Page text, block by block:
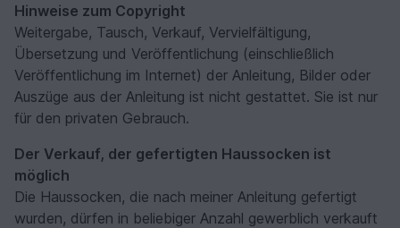
Hinweise zum Copyright
Weitergabe, Tausch, Verkauf, Vervielfältigung,
Übersetzung und Veröffentlichung (einschließlich
Veröffentlichung im Internet) der Anleitung, Bilder oder
Auszüge aus der Anleitung ist nicht gestattet. Sie ist nur
für den privaten Gebrauch.
Der Verkauf, der gefertigten Haussocken ist
möglich
Die Haussocken, die nach meiner Anleitung gefertigt
wurden, dürfen in beliebiger Anzahl gewerblich verkauft